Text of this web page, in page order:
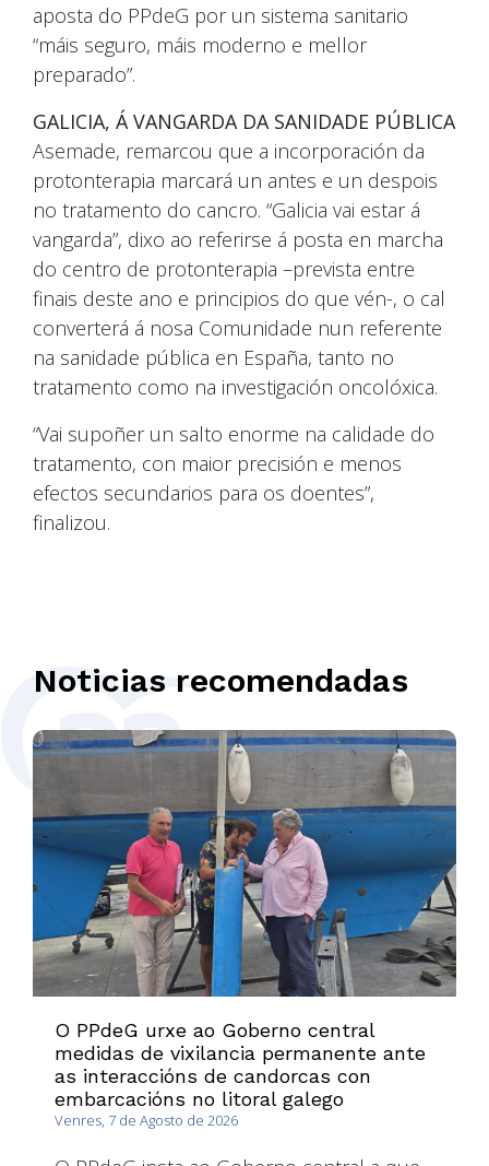
aposta do PPdeG por un sistema sanitario
“máis seguro, máis moderno e mellor
preparado”.
GALICIA, Á VANGARDA DA SANIDADE PÚBLICA
Asemade, remarcou que a incorporación da
protonterapia marcará un antes e un despois
no tratamento do cancro. “Galicia vai estar á
vangarda”, dixo ao referirse á posta en marcha
do centro de protonterapia –prevista entre
finais deste ano e principios do que vén-, o cal
converterá á nosa Comunidade nun referente
na sanidade pública en España, tanto no
tratamento como na investigación oncolóxica.
“Vai supoñer un salto enorme na calidade do
tratamento, con maior precisión e menos
efectos secundarios para os doentes”,
finalizou.
Noticias recomendadas
O PPdeG urxe ao Goberno central
medidas de vixilancia permanente ante
as interaccións de candorcas con
embarcacións no litoral galego
Venres, 7 de Agosto de 2026